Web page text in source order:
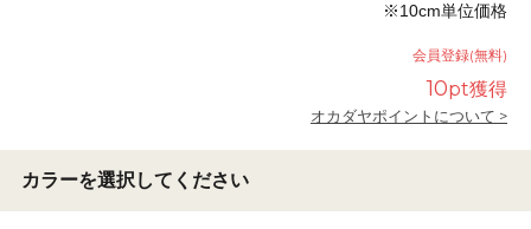
※10cm単位価格
会員登録(無料)
10pt獲得
オカダヤポイントについて >
カラーを選択してください